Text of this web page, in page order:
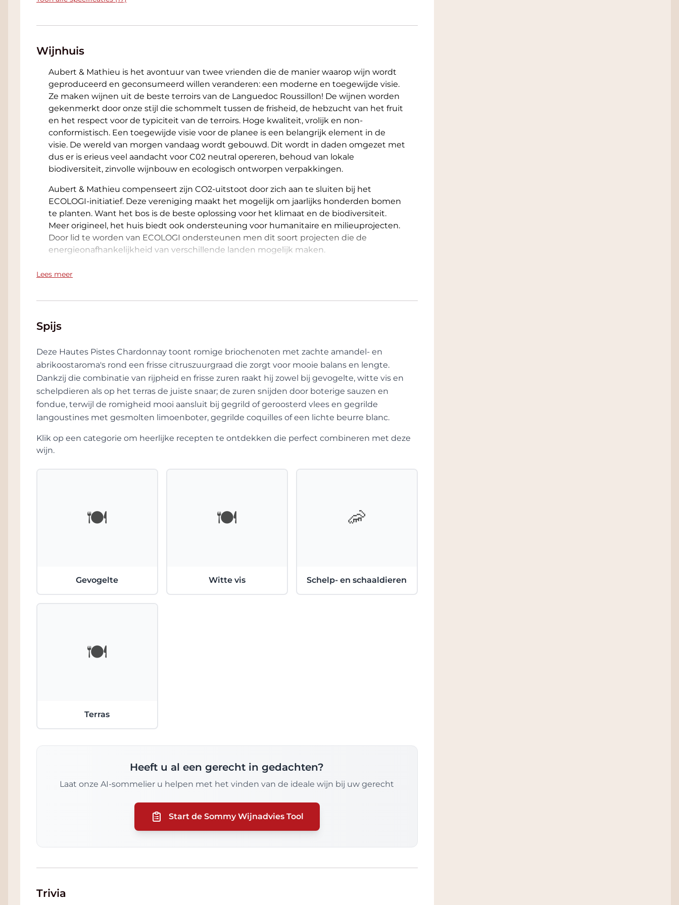
Wijnhuis
Aubert & Mathieu is het avontuur van twee vrienden die de manier waarop wijn wordt
geproduceerd en geconsumeerd willen veranderen: een moderne en toegewijde visie.
Ze maken wijnen uit de beste terroirs van de Languedoc Roussillon! De wijnen worden
gekenmerkt door onze stijl die schommelt tussen de frisheid, de hebzucht van het fruit
en het respect voor de typiciteit van de terroirs. Hoge kwaliteit, vrolijk en non-
conformistisch. Een toegewijde visie voor de planee is een belangrijk element in de
visie. De wereld van morgen vandaag wordt gebouwd. Dit wordt in daden omgezet met
dus er is erieus veel aandacht voor C02 neutral opereren, behoud van lokale
biodiversiteit, zinvolle wijnbouw en ecologisch ontworpen verpakkingen.
Aubert & Mathieu compenseert zijn CO2-uitstoot door zich aan te sluiten bij het
ECOLOGI-initiatief. Deze vereniging maakt het mogelijk om jaarlijks honderden bomen
te planten. Want het bos is de beste oplossing voor het klimaat en de biodiversiteit.
Meer origineel, het huis biedt ook ondersteuning voor humanitaire en milieuprojecten.
Door lid te worden van ECOLOGI ondersteunen men dit soort projecten die de
energieonafhankelijkheid van verschillende landen mogelijk maken.
mogelijk de toevoeging van synthetische producten in de wijngaard en in de kelder
vermijden. Al hun producten zijn biologisch of in conversie.
Een Eco Verantwoordelijkheid begint bij het ontwerp van onze producten. De
verpakking van de wijnen is 100% ecologisch ontworpen en recyclebaar: De flessen zijn
gemaakt van gerecycled glas. De flessen zijn lichter dan normaal en worden
geproduceerd in het zuiden van Frankrijk. De labels en dozen zijn gemaakt van
Kurkstoppers zijn ook FSC-gecertificeerd, wat bijdraagt ​​aan verantwoord bosbeheer.
du Larzac, Corbières, Minervois la Livinière en Côtes du Roussillon Villages Caramany. De
cuvées zijn niet alleen representatief voor het terroir, maar weerspiegelen ook de
producten hand in hand gaat getuigen wel het feit dat de Aubert & Mathieu de wijnen
zijn die worden geschonken in de KLM Business Lounge en tevens geschonken in de
Business class van KLM/Air France.
Lees meer
Spijs
Deze Hautes Pistes Chardonnay toont romige briochenoten met zachte amandel- en
abrikoostaroma's rond een frisse citruszuurgraad die zorgt voor mooie balans en lengte.
Dankzij die combinatie van rijpheid en frisse zuren raakt hij zowel bij gevogelte, witte vis en
schelpdieren als op het terras de juiste snaar; de zuren snijden door boterige sauzen en
fondue, terwijl de romigheid mooi aansluit bij gegrild of geroosterd vlees en gegrilde
langoustines met gesmolten limoenboter, gegrilde coquilles of een lichte beurre blanc.
Klik op een categorie om heerlijke recepten te ontdekken die perfect combineren met deze
wijn.
🍽️
Gevogelte
🍽️
Witte vis
🦐
Schelp- en schaaldieren
🍽️
Terras
Heeft u al een gerecht in gedachten?
Laat onze AI-sommelier u helpen met het vinden van de ideale wijn bij uw gerecht
Start de Sommy Wijnadvies Tool
Trivia